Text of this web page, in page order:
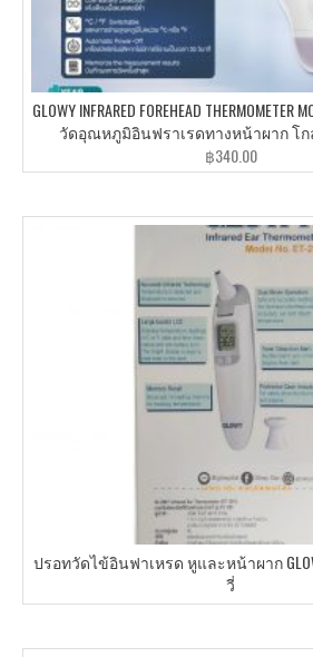
GLOWY INFRARED FOREHEAD THERMOMETER
วัดอุณหภูมิอินฟราเรดทางหน้าผาก โก
฿340.00
ปรอทวัดไข้อินฟาเหรด หูและหน้าผาก
วี่